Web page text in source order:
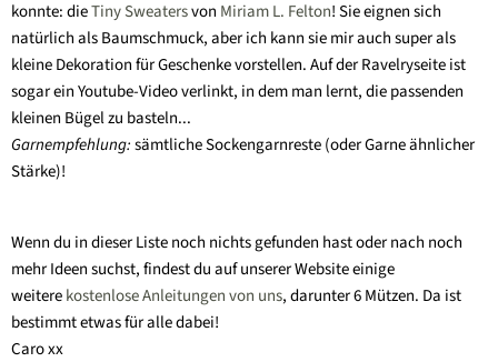
konnte: dieTiny Sweatersvon Miriam L. Felton! Sie eignen sich
natürlich als Baumschmuck, aber ich kann sie mir auch super als
kleine Dekoration für Geschenke vorstellen. Auf der Ravelryseite ist
sogar ein Youtube-Video verlinkt, in dem man lernt, die passenden
kleinen Bügel zu basteln...
Garnempfehlung:sämtliche Sockengarnreste (oder Garne ähnlicher
Stärke)!
Wenn du in dieser Liste noch nichts gefunden hast oder nach noch
mehr Ideen suchst, findest du auf unserer Website einige
weiterekostenlose Anleitungen von uns, darunter 6 Mützen. Da ist
bestimmt etwas für alle dabei!
Caro xx